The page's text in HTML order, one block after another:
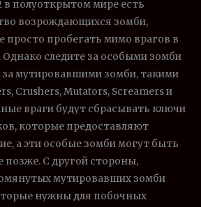
в полуоткрытом мире есть
возрождающихся зомби,
просто пробегать мимо врагов в
следите за особыми зомби
за мутировавшими зомби, такими
Crushers, Mutators, Screamers и
враги будут сбрасывать ключи
которые предоставляют
а эти особые зомби могут быть
позже. С другой стороны,
мутировавших зомби
нужны для побочных